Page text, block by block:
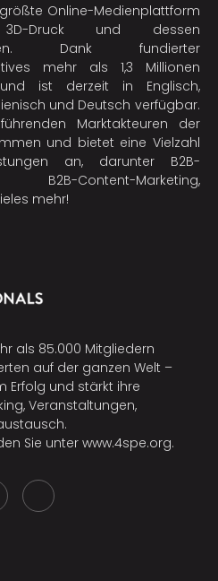
Online-Medienplattform
Druck und dessen
Dank fundierter
mehr als 1,3 Millionen
ist derzeit in Englisch,
und Deutsch verfügbar.
Marktakteuren der
und bietet eine Vielzahl
an, darunter B2B-
Content-Marketing,
mehr!
als 85.000 Mitgliedern
auf der ganzen Welt –
Erfolg und stärkt ihre
Veranstaltungen,
Sie unter www.4spe.org.